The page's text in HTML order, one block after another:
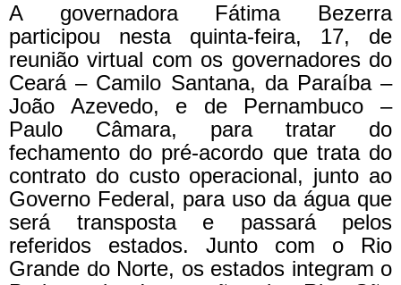
A governadora Fátima Bezerra
participou nesta quinta-feira, 17, de
reunião virtual com os governadores do
Ceará – Camilo Santana, da Paraíba –
João Azevedo, e de Pernambuco –
Paulo Câmara, para tratar do
fechamento do pré-acordo que trata do
contrato do custo operacional, junto ao
Governo Federal, para uso da água que
será transposta e passará pelos
referidos estados. Junto com o Rio
Grande do Norte, os estados integram o